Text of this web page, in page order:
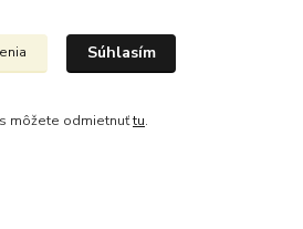
Súhlasím
môžete odmietnuťtu.